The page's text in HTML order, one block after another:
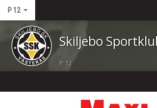
P 12
Skiljebo
P 12